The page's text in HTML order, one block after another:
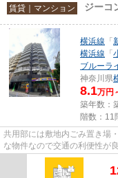
賃貸｜マンション ジーコ
横浜線 「
横浜線 「
ブルーラ
神奈川県
8.1万円
築年数：
階数：11
共用部には敷地内ごみ置き場
な物件なので交通の利便性が
期の湿気もたまりにくい条件と